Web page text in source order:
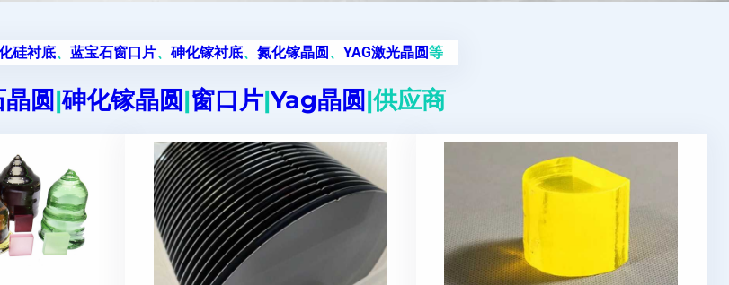
硅衬底、 蓝宝石窗口片、 砷化镓衬底、 氮化镓晶圆、 YAG激光晶圆等
圆|砷化镓晶圆|窗口片|Yag晶圆|供应商